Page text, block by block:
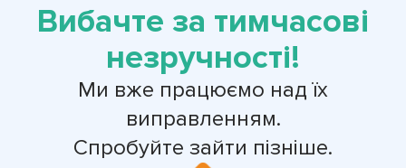
Вибачте за тимчасові
незручності!
Ми вже працюємо над їх
виправленням.
Спробуйте зайти пізніше.